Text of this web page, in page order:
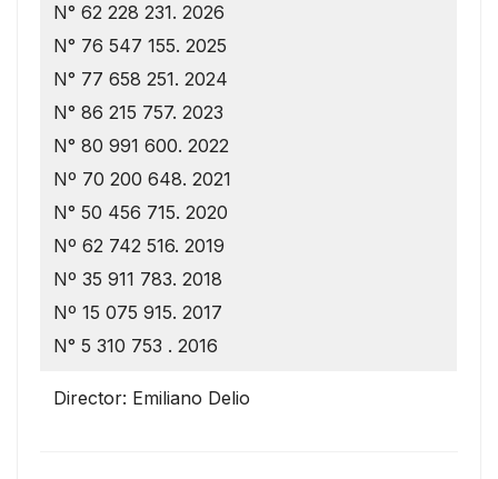
N° 62 228 231. 2026
N° 76 547 155. 2025
N° 77 658 251. 2024
N° 86 215 757. 2023
N° 80 991 600. 2022
Nº 70 200 648. 2021
N° 50 456 715. 2020
Nº 62 742 516. 2019
Nº 35 911 783. 2018
Nº 15 075 915. 2017
N° 5 310 753 . 2016
Director: Emiliano Delio